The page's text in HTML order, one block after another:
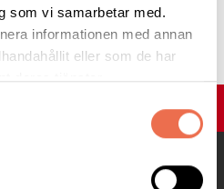
som vi samarbetar med.
informationen med annan
eller som de har
deras tjänster.
Tipsa
UPP